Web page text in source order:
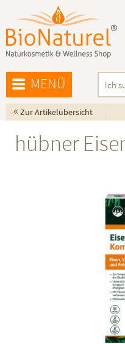
MENÜ
« Zur Artikelübersicht
hübner